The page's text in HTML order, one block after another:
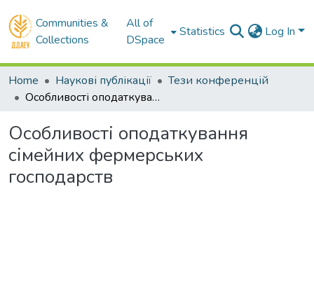
Communities &
Collections
All of
DSpace
Statistics Log In
Home Наукові публікації
Тези конференцій
Особливості оподаткування сімейних фермерських господарств
Особливості оподаткування
сімейних фермерських
господарств